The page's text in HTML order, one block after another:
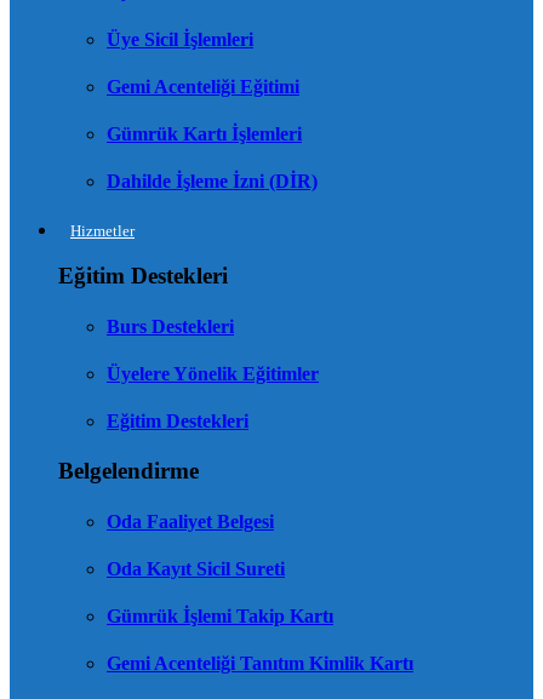
Üye Sicil İşlemleri
Gemi Acenteliği Eğitimi
Gümrük Kartı İşlemleri
Dahilde İşleme İzni (DİR)
Hizmetler
Eğitim Destekleri
Burs Destekleri
Üyelere Yönelik Eğitimler
Eğitim Destekleri
Belgelendirme
Oda Faaliyet Belgesi
Oda Kayıt Sicil Sureti
Gümrük İşlemi Takip Kartı
Gemi Acenteliği Tanıtım Kimlik Kartı